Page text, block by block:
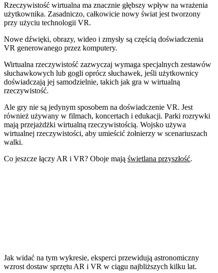
Rzeczywistość wirtualna ma znacznie głębszy wpływ na wrażenia
użytkownika. Zasadniczo, całkowicie nowy świat jest tworzony
przy użyciu technologii VR.
Nowe dźwięki, obrazy, wideo i zmysły są częścią doświadczenia
VR generowanego przez komputery.
Wirtualna rzeczywistość zazwyczaj wymaga specjalnych zestawów
słuchawkowych lub gogli oprócz słuchawek, jeśli użytkownicy
doświadczają jej samodzielnie, takich jak gra w wirtualną
rzeczywistość.
Ale gry nie są jedynym sposobem na doświadczenie VR. Jest
również używany w filmach, koncertach i edukacji. Parki rozrywki
mają przejażdżki wirtualną rzeczywistością. Wojsko używa
wirtualnej rzeczywistości, aby umieścić żołnierzy w scenariuszach
walki.
Co jeszcze łączy AR i VR? Oboje mają świetlana przyszłość.
Jak widać na tym wykresie, eksperci przewidują astronomiczny
wzrost dostaw sprzętu AR i VR w ciągu najbliższych kilku lat.